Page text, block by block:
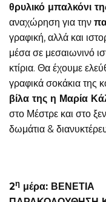
θρυλικό μπαλκόνι
αναχώρηση για την
γραφική, αλλά και
μέσα σε μεσαιωνινό
κτίρια. Θα έχουμε
γραφικά σοκάκια της
βίλα της η Μαρία
στο Μέστρε και στο
δωμάτια &
2η μέρα: ΒΕΝΕΤΙΑ